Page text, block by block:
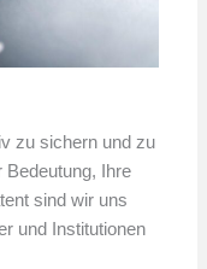
zu sichern und zu
Ihre
sind wir uns
und Institutionen